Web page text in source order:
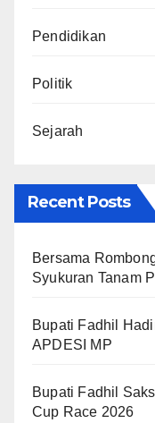
Pendidikan
Politik
Sejarah
Recent Posts
Bersama
Syukuran Tanam
Bupati Fadhil
APDESI MP
Bupati Fadhil
Cup Race 2026